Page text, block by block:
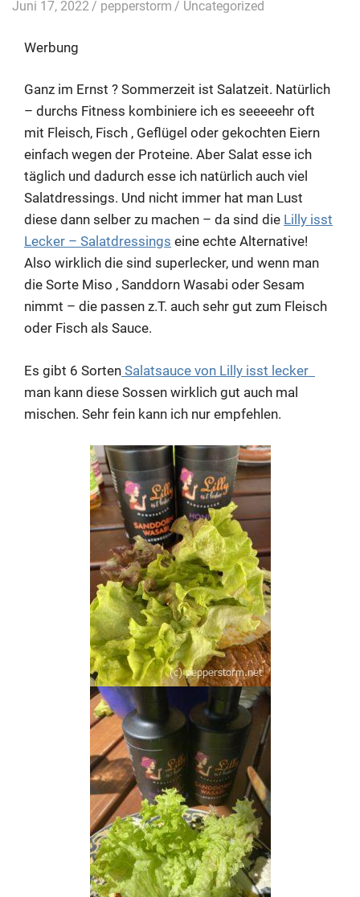
Juni 17, 2022 pepperstorm Uncategorized
Werbung
Ganz im Ernst ? Sommerzeit ist Salatzeit. Natürlich
– durchs Fitness kombiniere ich es seeeeehr oft
mit Fleisch, Fisch , Geflügel oder gekochten Eiern
einfach wegen der Proteine. Aber Salat esse ich
täglich und dadurch esse ich natürlich auch viel
Salatdressings. Und nicht immer hat man Lust
diese dann selber zu machen – da sind die Lilly isst
Lecker – Salatdressings eine echte Alternative!
Also wirklich die sind superlecker, und wenn man
die Sorte Miso , Sanddorn Wasabi oder Sesam
nimmt – die passen z.T. auch sehr gut zum Fleisch
oder Fisch als Sauce.
Es gibt 6 Sorten Salatsauce von Lilly isst lecker
man kann diese Sossen wirklich gut auch mal
mischen. Sehr fein kann ich nur empfehlen.